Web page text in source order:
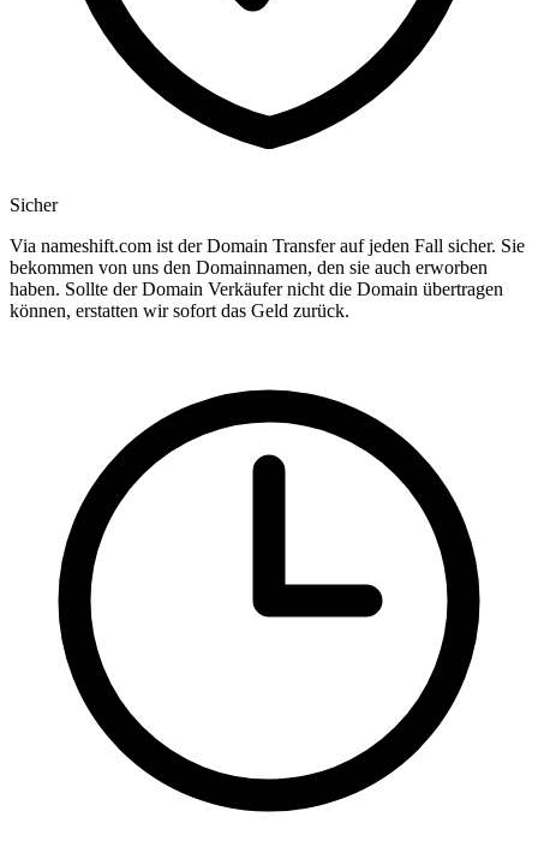
Sicher
Via nameshift.com ist der Domain Transfer auf jeden Fall sicher. Sie
bekommen von uns den Domainnamen, den sie auch erworben
haben. Sollte der Domain Verkäufer nicht die Domain übertragen
können, erstatten wir sofort das Geld zurück.